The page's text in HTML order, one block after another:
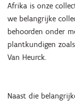
Afrika is onze
we belangrijke
behoorden onder
plantkundigen
Van Heurck.
Naast die